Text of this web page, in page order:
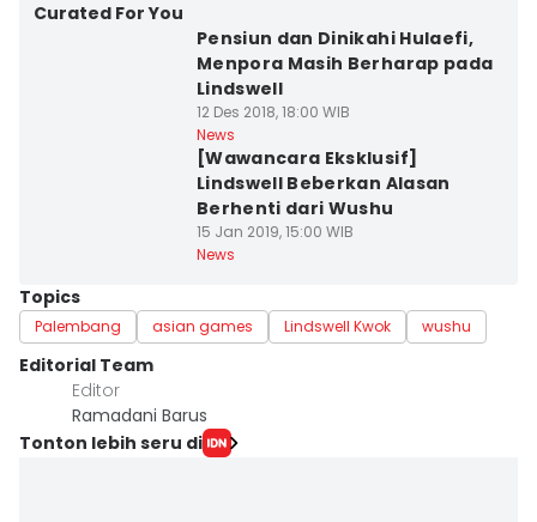
Curated For You
Pensiun dan Dinikahi Hulaefi,
Menpora Masih Berharap pada
Lindswell
12 Des 2018, 18:00 WIB
News
[Wawancara Eksklusif]
Lindswell Beberkan Alasan
Berhenti dari Wushu
15 Jan 2019, 15:00 WIB
News
Topics
Palembang asian games Lindswell Kwok wushu
Editorial Team
Editor
Ramadani Barus
Tonton lebih seru di